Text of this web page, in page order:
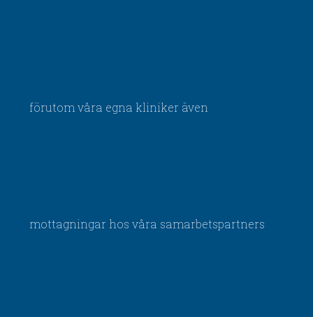
förutom våra egna kliniker även
mottagningar hos våra samarbetspartners